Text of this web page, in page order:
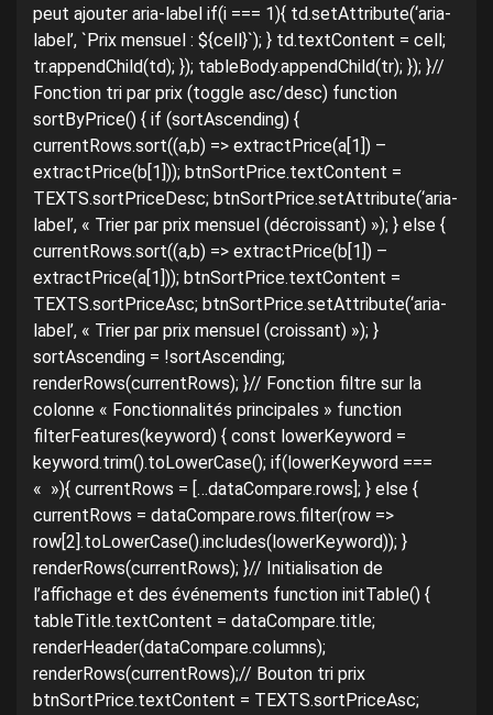
peut ajouter aria-label if(i === 1){ td.setAttribute(‘aria-
label’, `Prix mensuel : ${cell}`); } td.textContent = cell;
tr.appendChild(td); }); tableBody.appendChild(tr); }); }//
Fonction tri par prix (toggle asc/desc) function
sortByPrice() { if (sortAscending) {
currentRows.sort((a,b) => extractPrice(a[1]) –
extractPrice(b[1])); btnSortPrice.textContent =
TEXTS.sortPriceDesc; btnSortPrice.setAttribute(‘aria-
label’, « Trier par prix mensuel (décroissant) »); } else {
currentRows.sort((a,b) => extractPrice(b[1]) –
extractPrice(a[1])); btnSortPrice.textContent =
TEXTS.sortPriceAsc; btnSortPrice.setAttribute(‘aria-
label’, « Trier par prix mensuel (croissant) »); }
sortAscending = !sortAscending;
renderRows(currentRows); }// Fonction filtre sur la
colonne « Fonctionnalités principales » function
filterFeatures(keyword) { const lowerKeyword =
keyword.trim().toLowerCase(); if(lowerKeyword ===
« »){ currentRows = […dataCompare.rows]; } else {
currentRows = dataCompare.rows.filter(row =>
row[2].toLowerCase().includes(lowerKeyword)); }
renderRows(currentRows); }// Initialisation de
l’affichage et des événements function initTable() {
tableTitle.textContent = dataCompare.title;
renderHeader(dataCompare.columns);
renderRows(currentRows);// Bouton tri prix
btnSortPrice.textContent = TEXTS.sortPriceAsc;